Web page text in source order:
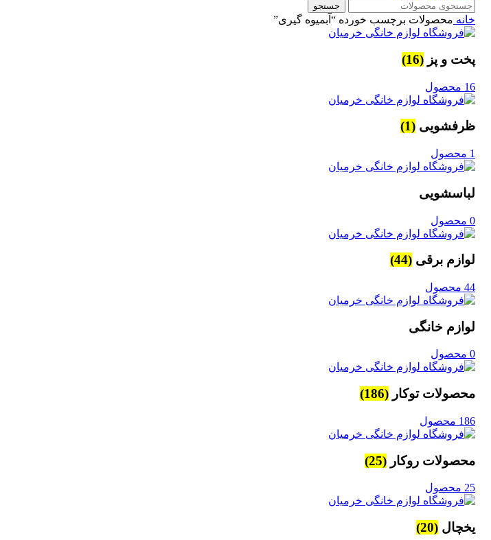
جستجو
خانه محصولات برچسب خورده “آبمیوه گیری”
پخت و پز (16)
16 محصول
ظرفشویی (1)
1 محصول
لباسشویی
0 محصول
لوازم برقی (44)
44 محصول
لوازم خانگی
0 محصول
محصولات توکار (186)
186 محصول
محصولات روکار (25)
25 محصول
یخچال (20)